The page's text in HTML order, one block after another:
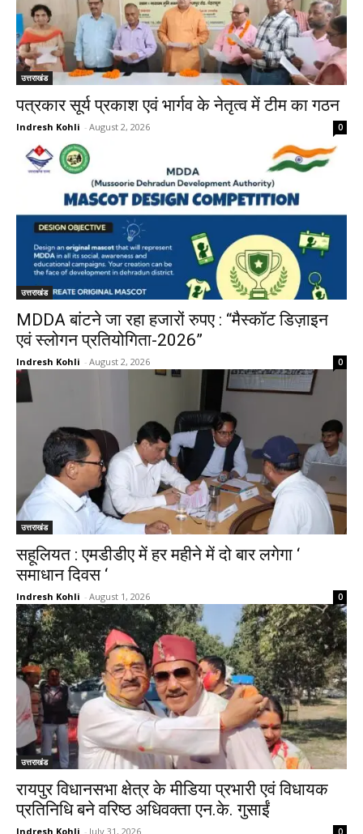
उत्तराखंड
पत्रकार सूर्य प्रकाश एवं भार्गव के नेतृत्व में टीम का गठन
Indresh Kohli - August 2, 2026 0
उत्तराखंड
MDDA बांटने जा रहा हजारों रुपए : “मैस्कॉट डिज़ाइन
एवं स्लोगन प्रतियोगिता-2026”
Indresh Kohli - August 2, 2026 0
उत्तराखंड
सहूलियत : एमडीडीए में हर महीने में दो बार लगेगा ‘
समाधान दिवस ‘
Indresh Kohli - August 1, 2026 0
उत्तराखंड
रायपुर विधानसभा क्षेत्र के मीडिया प्रभारी एवं विधायक
प्रतिनिधि बने वरिष्ठ अधिवक्ता एन.के. गुसाईं
Indresh Kohli - July 31, 2026 0